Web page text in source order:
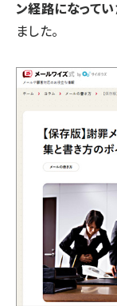
ン経路になって
ました。